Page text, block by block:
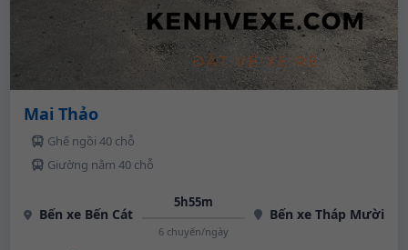
Mai Thảo
Ghế ngồi 40 chỗ
Giường nằm 40 chỗ
Bến xe Bến Cát
5h55m
6 chuyến/ngày
Bến xe Tháp Mười